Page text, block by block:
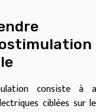
consiste à
ciblées sur